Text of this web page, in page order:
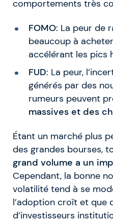
comportements très
FOMO: La peur de
beaucoup à
accélérant les pics
FUD: La peur,
générés par des
rumeurs peuvent
massives et des
Étant un marché plus
des grandes bourses,
grand volume a un
Cependant, la bonne
volatilité tend à se
l’adoption croît et que
d’investisseurs